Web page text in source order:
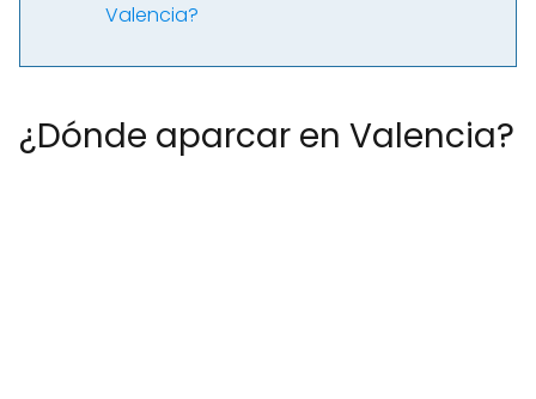
Valencia?
¿Dónde aparcar en Valencia?